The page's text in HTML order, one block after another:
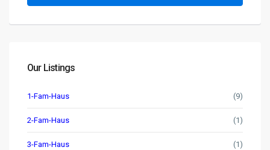
Our Listings
1-Fam-Haus (9)
2-Fam-Haus (1)
3-Fam-Haus (1)